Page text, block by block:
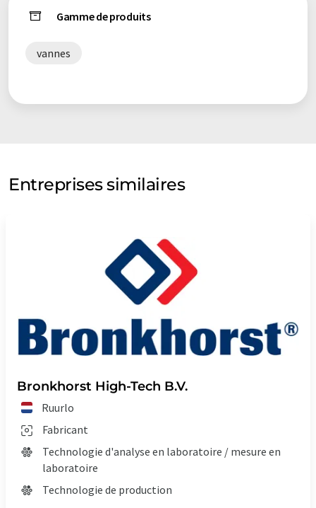
Gamme de produits
vannes
Entreprises similaires
Bronkhorst High-Tech B.V.
Ruurlo
Fabricant
Technologie d'analyse en laboratoire / mesure en
laboratoire
Technologie de production